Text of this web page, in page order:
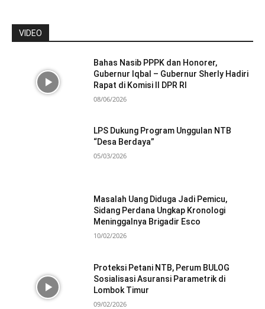
VIDEO
Bahas Nasib PPPK dan Honorer,
Gubernur Iqbal – Gubernur Sherly Hadiri
Rapat di Komisi II DPR RI
08/06/2026
LPS Dukung Program Unggulan NTB
“Desa Berdaya”
05/03/2026
Masalah Uang Diduga Jadi Pemicu,
Sidang Perdana Ungkap Kronologi
Meninggalnya Brigadir Esco
10/02/2026
Proteksi Petani NTB, Perum BULOG
Sosialisasi Asuransi Parametrik di
Lombok Timur
09/02/2026